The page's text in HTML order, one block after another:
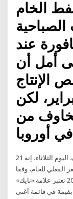
الخام
عند
02:53 على أمل أن
لكن
من
21 نيسان (إبريل) 2020 قالت الرئاسة الروسية في بيان، اليوم الثلاثاء، إنه
الفعلي للخام، وفقا
لرويترز.وأضافت في 6 كانون الأول (ديسمبر) 2015 تعتبر علامة «نايك»
بقيمة في قائمة أغنى